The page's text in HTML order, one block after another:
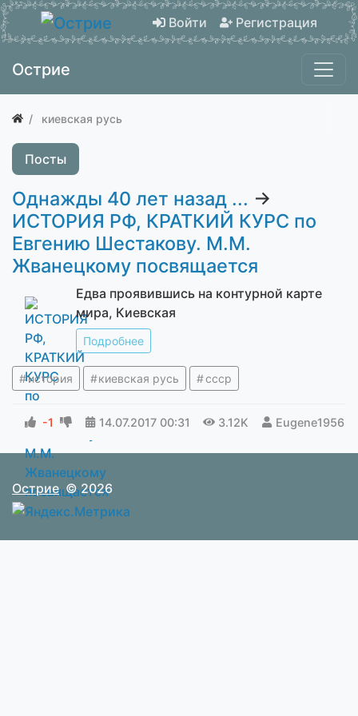
Войти Регистрация
Острие
киевская русь
Посты
Однажды 40 лет назад ... →
ИСТОРИЯ РФ, КРАТКИЙ КУРС по
Евгению Шестакову. М.М.
Жванецкому посвящается
Едва проявившись на контурной карте
мира, Киевская
Подробнее
история киевская русь ссср
-1 14.07.2017 00:31 3.12K Eugene1956
Острие © 2026